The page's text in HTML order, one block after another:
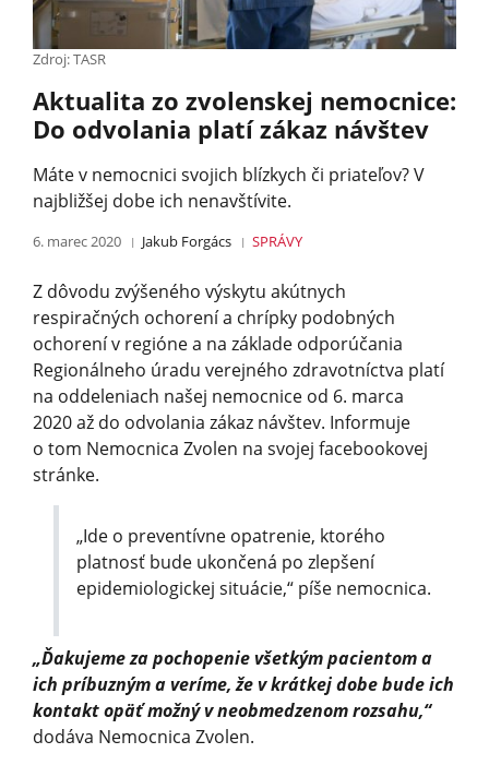
Zdroj: TASR
Aktualita zo zvolenskej nemocnice:
Do odvolania platí zákaz návštev
Máte v nemocnici svojich blízkych či priateľov? V
najbližšej dobe ich nenavštívite.
6. marec 2020 Jakub Forgács SPRÁVY
Z dôvodu zvýšeného výskytu akútnych
respiračných ochorení a chrípky podobných
ochorení v regióne a na základe odporúčania
Regionálneho úradu verejného zdravotníctva platí
na oddeleniach našej nemocnice od 6. marca
2020 až do odvolania zákaz návštev. Informuje
o tom Nemocnica Zvolen na svojej facebookovej
stránke.
„Ide o preventívne opatrenie, ktorého
platnosť bude ukončená po zlepšení
epidemiologickej situácie,“ píše nemocnica.
„Ďakujeme za pochopenie všetkým pacientom a
ich príbuzným a veríme, že v krátkej dobe bude ich
kontakt opäť možný v neobmedzenom rozsahu,“
dodáva Nemocnica Zvolen.